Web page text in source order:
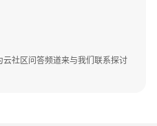
社区问答频道来与我们联系探讨